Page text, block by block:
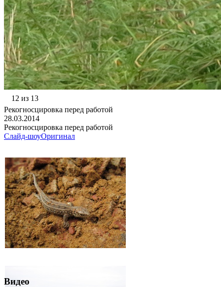
12 из 13
Рекогносцировка перед работой
28.03.2014
Рекогносцировка перед работой
Слайд-шоуОригинал
Видео